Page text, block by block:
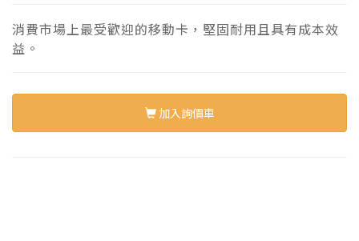
消費市場上最受歡迎的移動卡，堅固耐用且具有成本效
益。
加入詢價車